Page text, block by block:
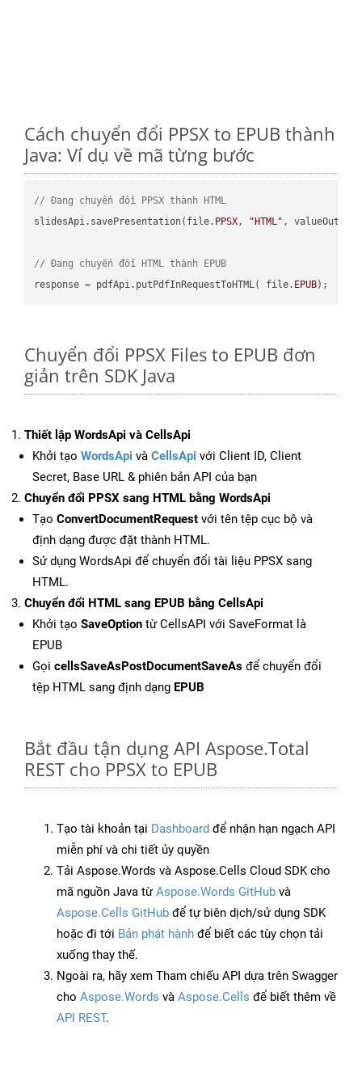
Cách chuyển đổi PPSX to EPUB thành
Java: Ví dụ về mã từng bước
// Đang chuyển đổi PPSX thành HTML
slidesApi.savePresentation(file. PPSX, "HTML" ,
// Đang chuyển đổi HTML thành EPUB
response = pdfApi.putPdfInRequestToHTML( file. EPUB
Chuyển đổi PPSX Files to EPUB đơn
giản trên SDK Java
Thiết lập WordsApi và CellsApi
Khởi tạo WordsApi và CellsApi với Client ID, Client
Secret, Base URL & phiên bản API của bạn
Chuyển đổi PPSX sang HTML bằng WordsApi
Tạo ConvertDocumentRequest với tên tệp cục bộ và
định dạng được đặt thành HTML.
Sử dụng WordsApi để chuyển đổi tài liệu PPSX sang
HTML.
Chuyển đổi HTML sang EPUB bằng CellsApi
Khởi tạo SaveOption từ CellsAPI với SaveFormat là
EPUB
Gọi cellsSaveAsPostDocumentSaveAs để chuyển đổi
tệp HTML sang định dạng EPUB
Bắt đầu tận dụng API Aspose.Total
REST cho PPSX to EPUB
Tạo tài khoản tại Dashboard để nhận hạn ngạch API
miễn phí và chi tiết ủy quyền
Tải Aspose.Words và Aspose.Cells Cloud SDK cho
mã nguồn Java từAspose.Words GitHub và
Aspose.Cells GitHub để tự biên dịch/sử dụng SDK
hoặc đi tới Bản phát hành để biết các tùy chọn tải
xuống thay thế.
Ngoài ra, hãy xem Tham chiếu API dựa trên Swagger
cho Aspose.Words và Aspose.Cells để biết thêm về
API REST.